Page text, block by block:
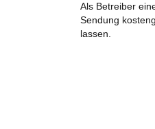
Als Betreiber
Sendung
lassen.